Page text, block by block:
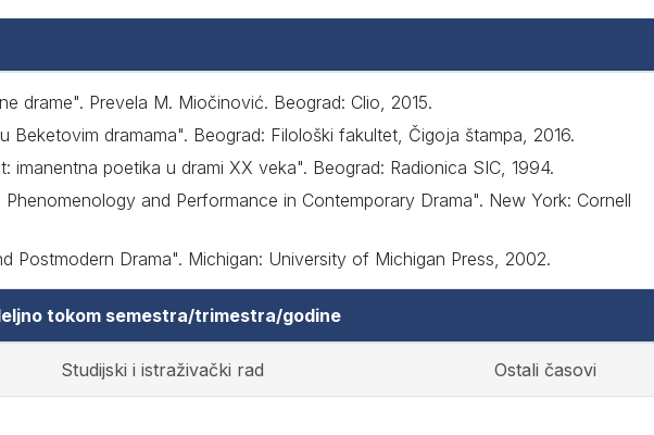
drame". Prevela M. Miočinović. Beograd: Clio, 2015.
Beketovim dramama". Beograd: Filološki fakultet, Čigoja štampa, 2016.
imanentna poetika u drami XX veka". Beograd: Radionica SIC, 1994.
and Performance in Contemporary Drama". New York: Cornell
Postmodern Drama". Michigan: University of Michigan Press, 2002.
tokom semestra/trimestra/godine
Studijski i istraživački rad Ostali časovi